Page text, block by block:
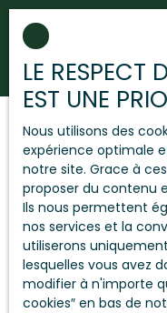
LE RESPECT
EST UNE
Nous utilisons des
expérience optimale
notre site. Grace à
proposer du contenu
Ils nous permettent
nos services et la
utiliserons
lesquelles vous avez
modifier à n'importe
cookies″ en bas de